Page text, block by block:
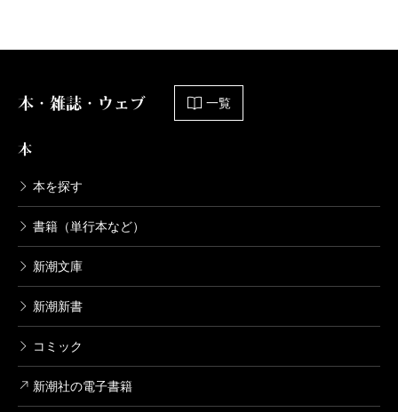
本・雑誌・ウェブ 一覧
本
本を探す
書籍（単行本など）
新潮文庫
新潮新書
コミック
新潮社の電子書籍